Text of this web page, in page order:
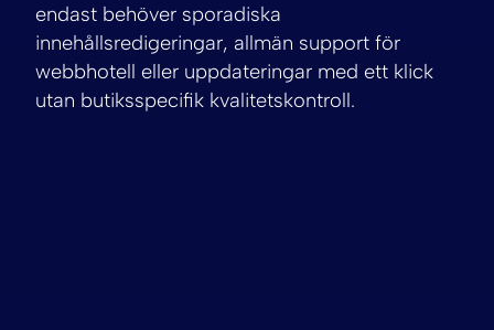
endast behöver sporadiska
innehållsredigeringar, allmän support för
webbhotell eller uppdateringar med ett klick
utan butiksspecifik kvalitetskontroll.